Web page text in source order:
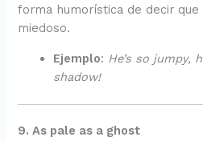
forma humorística de decir que
miedoso.
Ejemplo: He’s so jumpy,
shadow!
9. As pale as a ghost